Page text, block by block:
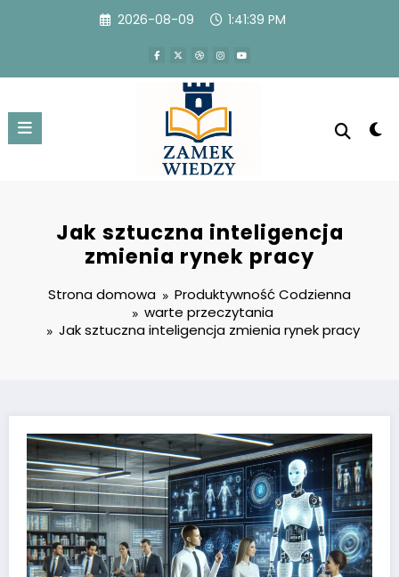
2026-08-09 1:41:40 PM
Jak sztuczna inteligencja
zmienia rynek pracy
Strona domowa
Produktywność Codzienna
warte przeczytania
Jak sztuczna inteligencja zmienia rynek pracy